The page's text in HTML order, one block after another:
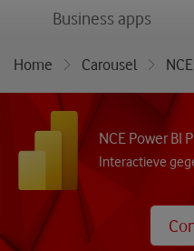
Business appsmenu
Home Carousel
NCE Power BI
Interactieve